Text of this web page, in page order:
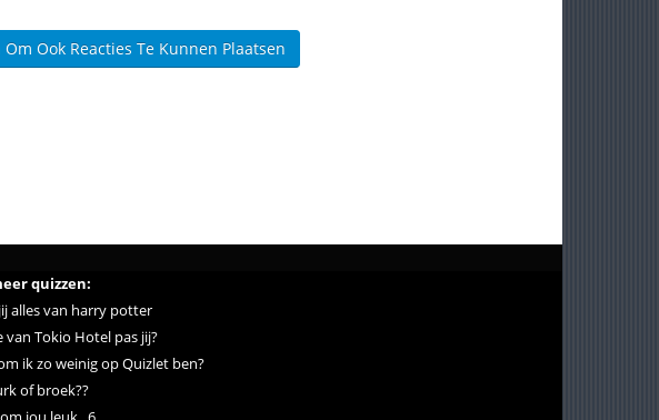
Ook Reacties Te Kunnen Plaatsen
quizzen:
alles van harry potter
van Tokio Hotel pas jij?
ik zo weinig op Quizlet ben?
of broek??